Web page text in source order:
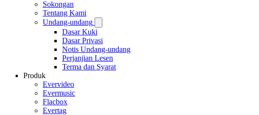
Sokongan
Tentang Kami
Undang-undang
Dasar Kuki
Dasar Privasi
Notis Undang-undang
Perjanjian Lesen
Terma dan Syarat
Produk
Evervideo
Evermusic
Flacbox
Evertag